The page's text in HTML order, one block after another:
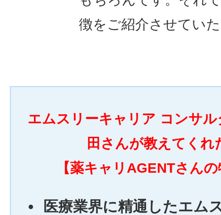
徴をご紹介させてい
エムスリーキャリア コンサ
田さんが教えてくれ
【薬キャリAGENTさん
医療業界に精通したエム